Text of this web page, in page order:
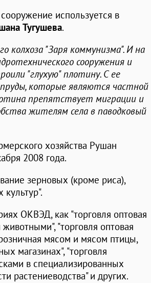
используется в
Тугушева.
"Заря коммунизма". И на
сооружения и
"глухую" плотину. С ее
которые являются частной
препятствует миграции и
жителям села в паводковый
хозяйства Рушан
2008 года.
зерновых (кроме риса),
ОКВЭД, как "торговля оптовая
"торговля оптовая
мясом и мясом птицы,
магазинах", "торговля
в специализированных
растениеводства" и других.